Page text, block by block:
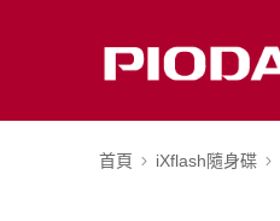
首頁 iXflash隨身碟